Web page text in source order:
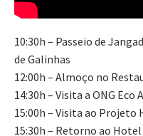
10:30h – Passeio de
de Galinhas
12:00h – Almoço no
14:30h – Visita a ONG Eco
15:00h – Visita ao Projeto
15:30h – Retorno ao Hotel